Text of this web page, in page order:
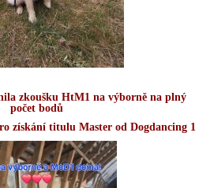
zkoušku HtM1 na výborně na plný
počet bodů
získání titulu Master od Dogdancing 1